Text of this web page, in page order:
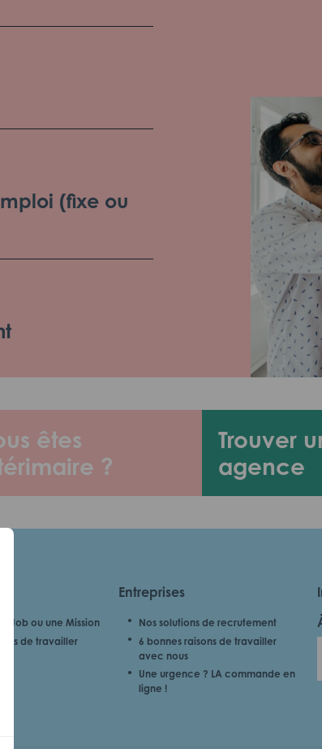
(fixe ou
êtes
?
Trouver
agence
Job ou une Mission
de travailler
Entreprises
Nos solutions de recrutement
6 bonnes raisons de travailler
avec nous
Une urgence ? LA commande en
ligne !